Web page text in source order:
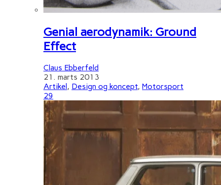
Genial aerodynamik: Ground
Effect
Claus Ebberfeld
21. marts 2013
Artikel, Design og koncept, Motorsport
29